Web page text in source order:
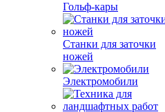
Гольф-кары
Станки для заточки
ножей
Электромобили